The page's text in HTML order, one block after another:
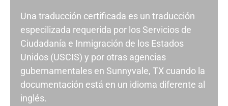
Una traducción certificada es un traducción
especilizada requerida por los Servicios de
Ciudadanía e Inmigración de los Estados
Unidos (USCIS) y por otras agencias
gubernamentales en Sunnyvale, TX cuando la
documentación está en un idioma diferente al
inglés.